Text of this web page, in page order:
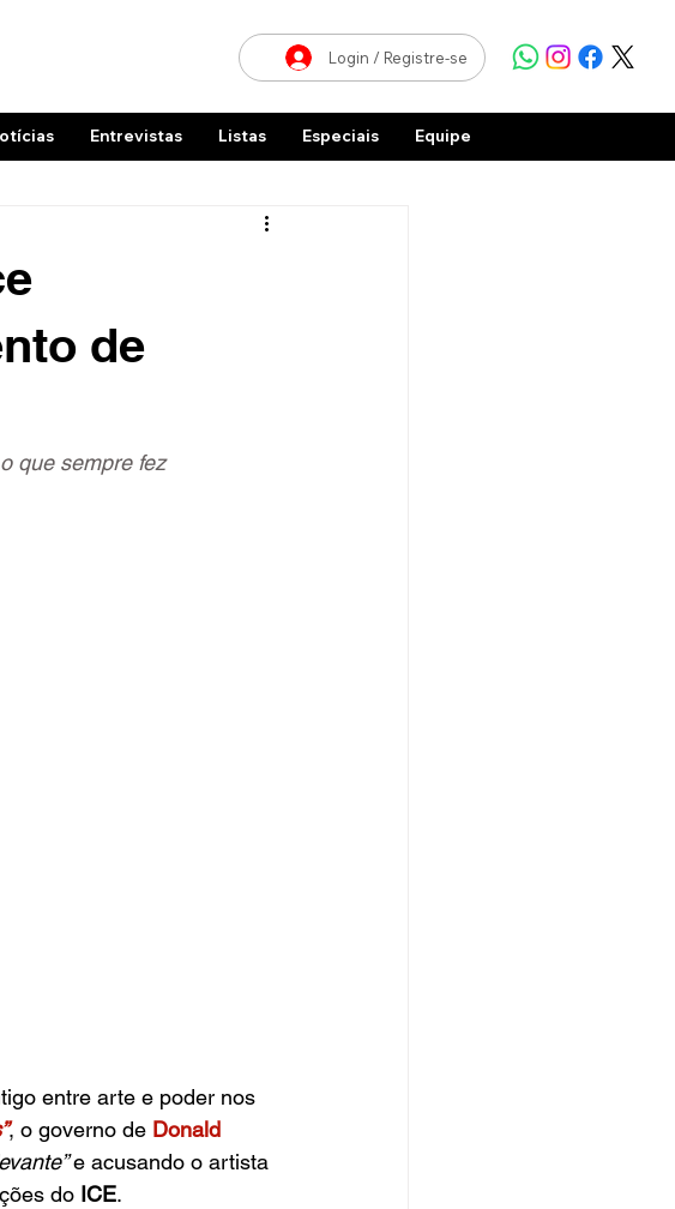
Login / Registre-se
Entrevistas Listas Especiais Equipe
de
que sempre fez
entre arte e poder nos
, o governo de Donald
e acusando o artista
do ICE.